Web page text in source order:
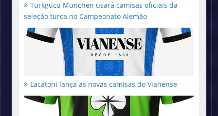
Türkgücü München usará camisas oficiais da
seleção turca no Campeonato Alemão
Lacatoni lança as novas camisas do Vianense